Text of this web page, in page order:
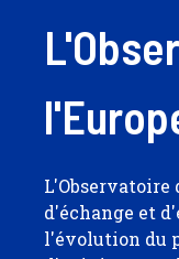
L'Observatoire
d'échange et
l'évolution du